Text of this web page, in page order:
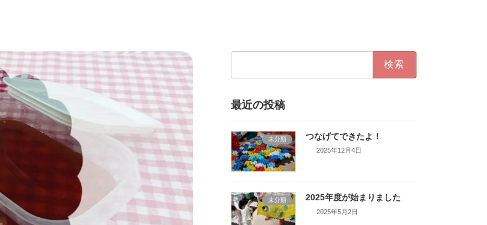
最近の投稿
未分類 つなげてできたよ！
2025年12月4日
未分類 2025年度が始まりました
2025年5月2日